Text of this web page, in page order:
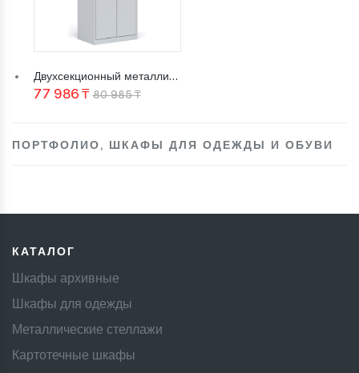
Двухсекционный металлический шкаф для одежды ШРМ-АК/800
80 985₸Первоначальная
составляла
77 986 ₸
Текущая
77
ПОРТФОЛИО , ШКАФЫ ДЛЯ ОДЕЖДЫ И ОБУВИ
КАТАЛОГ
Шкафы архивные
Шкафы для одежды
Металлические стеллажи
Картотечные шкафы